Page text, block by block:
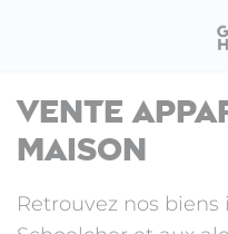
Vente
maison
Retrouvez nos